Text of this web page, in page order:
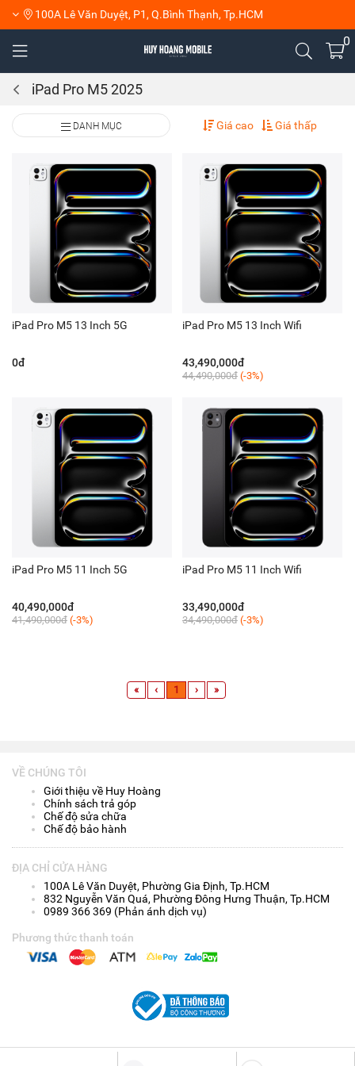
100A Lê Văn Duyệt, P1, Q.Bình Thạnh, Tp.HCM
0
iPad Pro M5 2025
DANH MỤC Giá cao Giá thấp
iPad Pro M5 13 Inch 5G
0đ
iPad Pro M5 13 Inch Wifi
43,490,000đ
44,490,000đ (-3%)
iPad Pro M5 11 Inch 5G
40,490,000đ
41,490,000đ (-3%)
iPad Pro M5 11 Inch Wifi
33,490,000đ
34,490,000đ (-3%)
« ‹ 1 › »
VỀ CHÚNG TÔI
Giới thiệu về Huy Hoàng
Chính sách trả góp
Chế độ sửa chữa
Chế độ bảo hành
ĐỊA CHỈ CỬA HÀNG
100A Lê Văn Duyệt, Phường Gia Định, Tp.HCM
832 Nguyễn Văn Quá, Phường Đông Hưng Thuận, Tp.HCM
0989 366 369 (Phản ánh dịch vụ)
Phương thức thanh toán